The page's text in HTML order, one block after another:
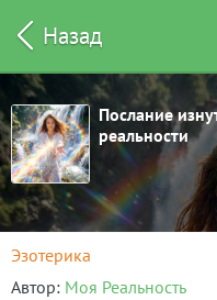
Назад
Послание
реальности
Эзотерика
Автор Моя Реальность